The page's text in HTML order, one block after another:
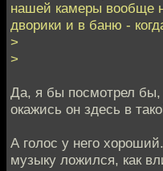
нашей камеры вообще
дворики и в баню -
>
>
Да, я бы посмотрел бы,
окажись он здесь в
А голос у него
музыку ложился, как